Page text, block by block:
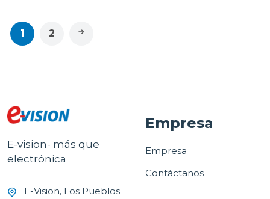
1 2
E-vision- más que
electrónica
E-Vision, Los Pueblos
Empresa
Empresa
Contáctanos